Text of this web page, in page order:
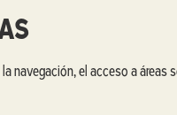
el acceso a áreas